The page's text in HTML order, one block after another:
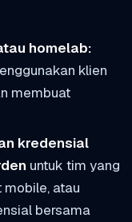
homelab:
klien
membuat
kredensial
untuk tim yang
atau
bersama